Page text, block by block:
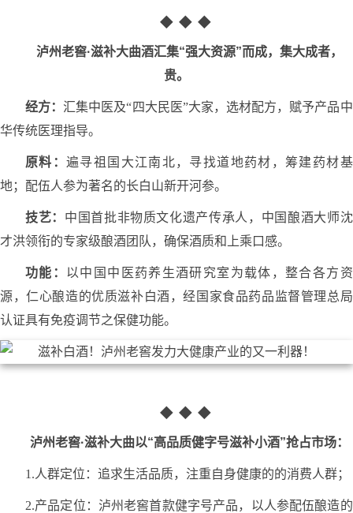
◆ ◆ ◆
泸州老窖·滋补大曲酒汇集“强大资源”而成，集大成者，
贵。
经方： 汇集中医及“四大民医”大家，选材配方，赋予产品中
华传统医理指导。
原料：遍寻祖国大江南北，寻找道地药材，筹建药材基
地；配伍人参为著名的长白山新开河参。
技艺： 中国首批非物质文化遗产传承人，中国酿酒大师沈
才洪领衔的专家级酿酒团队，确保酒质和上乘口感。
功能： 以中国中医药养生酒研究室为载体，整合各方资
源，仁心酿造的优质滋补白酒，经国家食品药品监督管理总局
认证具有免疫调节之保健功能。
◆ ◆ ◆
泸州老窖·滋补大曲以“高品质健字号滋补小酒”抢占市场：
1.人群定位：追求生活品质，注重自身健康的的消费人群；
2.产品定位：泸州老窖首款健字号产品，以人参配伍酿造的